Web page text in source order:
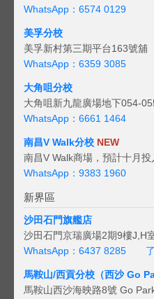
WhatsApp：6574 0129
美孚分校
美孚新村第三期平台163號舖
WhatsApp：6359 3085
大角咀分校
大角咀新九龍廣場地下054-
WhatsApp：6661 1464
南昌V Walk分校 NEW
南昌V Walk商場，預計十月投
WhatsApp：9383 1960
新界區
沙田石門旗艦店
沙田石門京瑞廣場2期9樓J,H
WhatsApp：6437 8285
馬鞍山/西貢分校（西沙 Go
馬鞍山西沙海映路8號 Go